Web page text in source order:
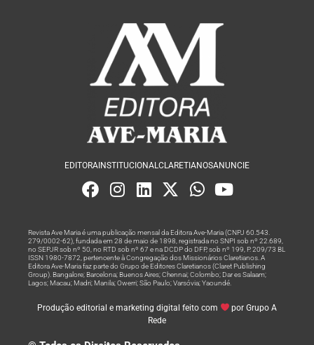
EDITORA INSTITUCIONALCLARETIANOSANUNCIE
Revista Ave Maria é uma publicação mensal da Editora Ave-Maria (CNPJ 60.543.
279/0002-62), fundada em 28 de maio de 1898, registrada no SNPI sob nº 22.689,
no SEPJR sob nº 50, no RTD sob nº 67 e na DCDP do DFP, sob nº 199, P. 209/73 BL
ISSN 1980-7872, pertencente à Congregação dos Missionários Claretianos. A
Editora Ave-Maria faz parte do Grupo de Editores Claretianos (Claret Publishing
Group). Bangalore; Barcelona; Buenos Aires; Chennai; Colombo; Dar es Salaam;
Lagos; Macau; Madri; Manila; Owerri; São Paulo; Varsóvia; Yaoundé.
Produção editorial e marketing digital feito com
por Grupo A
Rede